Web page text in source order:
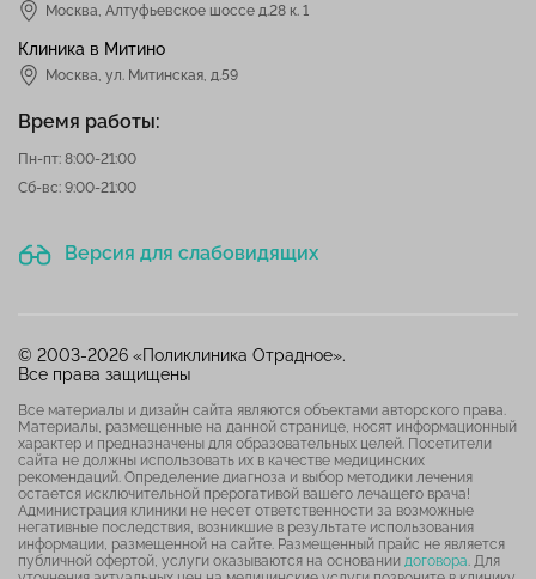
Москва Алтуфьевское шоссе д.28 к. 1
Клиника в Митино
Москва, ул. Митинская, д.59
Время работы:
Пн-пт: 8:00-21:00
Сб-вс: 9:00-21:00
Версия для слабовидящих
© 2003-2026 «Поликлиника Отрадное».
Все права защищены
Все материалы и дизайн сайта являются объектами авторского права.
Материалы, размещенные на данной странице, носят информационный
характер и предназначены для образовательных целей. Посетители
сайта не должны использовать их в качестве медицинских
рекомендаций. Определение диагноза и выбор методики лечения
остается исключительной прерогативой вашего лечащего врача!
Администрация клиники не несет ответственности за возможные
негативные последствия, возникшие в результате использования
информации, размещенной на сайте. Размещенный прайс не является
публичной офертой, услуги оказываются на основании договора . Для